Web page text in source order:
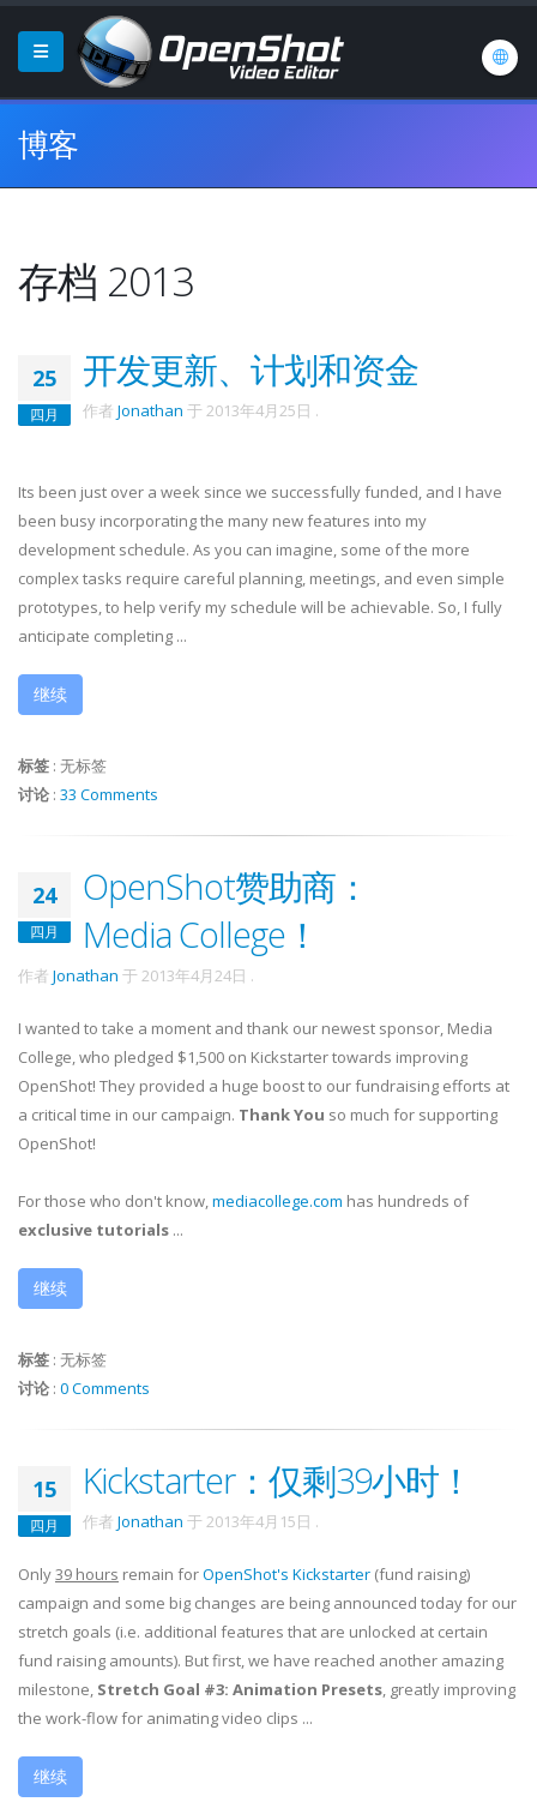
博客
存档 2013
25
四月
开发更新、计划和资金
作者 Jonathan 于 2013年4月25日 .
Its been just over a week since we successfully funded, and I have
been busy incorporating the many new features into my
development schedule. As you can imagine, some of the more
complex tasks require careful planning, meetings, and even simple
prototypes, to help verify my schedule will be achievable. So, I fully
anticipate completing ...
继续
标签 : 无标签
讨论 : 33 Comments
24
四月
OpenShot赞助商：
Media College！
作者 Jonathan 于 2013年4月24日 .
I wanted to take a moment and thank our newest sponsor, Media
College, who pledged $1,500 on Kickstarter towards improving
OpenShot! They provided a huge boost to our fundraising efforts at
a critical time in our campaign. Thank You so much for supporting
OpenShot!
For those who don't know,mediacollege.com has hundreds of
exclusive tutorials ...
继续
标签 : 无标签
讨论 : 0 Comments
15
四月
Kickstarter：仅剩39小时！
作者 Jonathan 于 2013年4月15日 .
Only39 hours remain forOpenShot's Kickstarter (fund raising)
campaign and some big changes are being announced today for our
stretch goals (i.e. additional features that are unlocked at certain
fund raising amounts). But first, we have reached another amazing
milestone, Stretch Goal #3: Animation Presets, greatly improving
the work-flow for animating video clips ...
继续